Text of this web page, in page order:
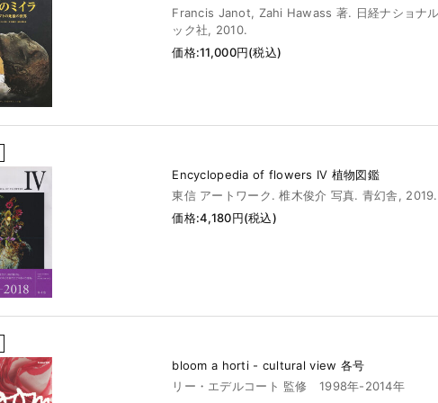
Francis Janot, Zahi Hawass 著. 日経ナショナ
ック社, 2010.
価格:11,000円(税込)
Encyclopedia of flowers IV 植物図鑑
東信 アートワーク. 椎木俊介 写真. 青幻舎, 2019.
価格:4,180円(税込)
bloom a horti - cultural view 各号
リー・エデルコート 監修 1998年-2014年